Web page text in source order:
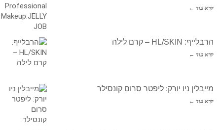
קרא עוד ←
הרבלייף: HL/SKIN – קרם לילה
קרא עוד ←
מייבלין ניו יורק: ליפטר סרום קונסילר
קרא עוד ←